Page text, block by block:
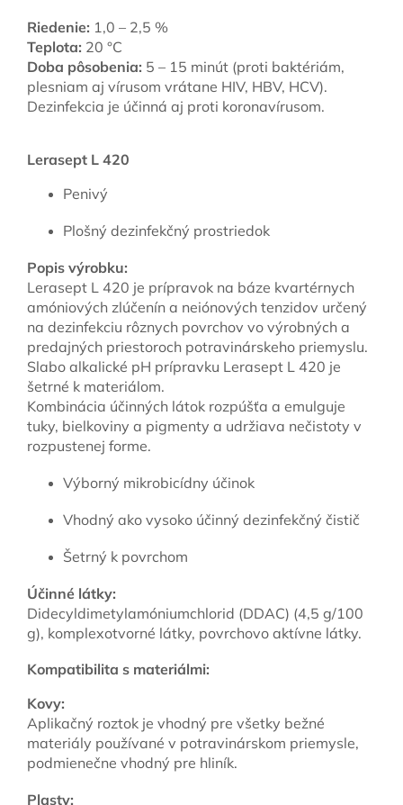
Riedenie: 1,0 – 2,5 %
Teplota: 20 °C
Doba pôsobenia: 5 – 15 minút (proti baktériám,
plesniam aj vírusom vrátane HIV, HBV, HCV).
Dezinfekcia je účinná aj proti koronavírusom.
Lerasept L 420
Penivý
Plošný dezinfekčný prostriedok
Popis výrobku:
Lerasept L 420 je prípravok na báze kvartérnych
amóniových zlúčenín a neiónových tenzidov určený
na dezinfekciu rôznych povrchov vo výrobných a
predajných priestoroch potravinárskeho priemyslu.
Slabo alkalické pH prípravku Lerasept L 420 je
šetrné k materiálom.
Kombinácia účinných látok rozpúšťa a emulguje
tuky, bielkoviny a pigmenty a udržiava nečistoty v
rozpustenej forme.
Výborný mikrobicídny účinok
Vhodný ako vysoko účinný dezinfekčný čistič
Šetrný k povrchom
Účinné látky:
Didecyldimetylamóniumchlorid (DDAC) (4,5 g/100
g), komplexotvorné látky, povrchovo aktívne látky.
Kompatibilita s materiálmi:
Kovy:
Aplikačný roztok je vhodný pre všetky bežné
materiály používané v potravinárskom priemysle,
podmienečne vhodný pre hliník.
Plasty: